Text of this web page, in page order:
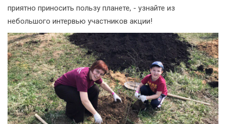
приятно приносить пользу планете, - узнайте из
небольшого интервью участников акции!